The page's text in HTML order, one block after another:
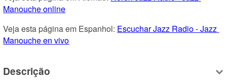
Manouche online
Veja esta página em Espanhol: Escuchar Jazz Radio - Jazz
Manouche en vivo
Descrição